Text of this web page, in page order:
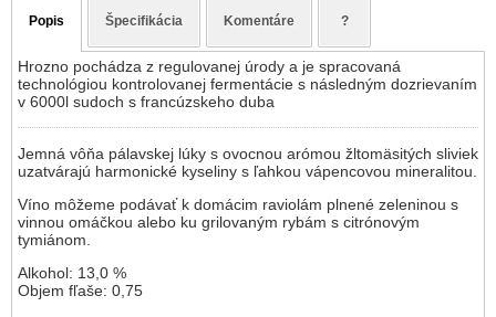
Popis Špecifikácia Komentáre ?
Hrozno pochádza z regulovanej úrody a je spracovaná
technológiou kontrolovanej fermentácie s následným dozrievaním
v 6000l sudoch s francúzskeho duba
Jemná vôňa pálavskej lúky s ovocnou arómou žltomäsitých sliviek
uzatvárajú harmonické kyseliny s ľahkou vápencovou mineralitou.
Víno môžeme podávať k domácim raviolám plnené zeleninou s
vinnou omáčkou alebo ku grilovaným rybám s citrónovým
tymiánom.
Alkohol: 13,0 %
Objem fľaše: 0,75